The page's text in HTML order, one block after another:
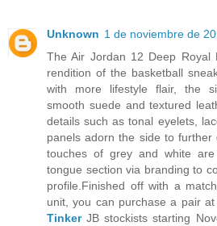
Unknown 1 de noviembre de
The Air Jordan 12 Deep Royal
rendition of the basketball
with more lifestyle flair, the
smooth suede and textured
details such as tonal eyelets,
panels adorn the side to further
touches of grey and white
tongue section via branding to
profile.Finished off with a
unit, you can purchase a pair
TinkerJB stockists starting